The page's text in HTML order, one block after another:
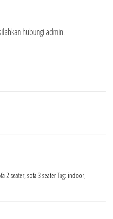
hubungi admin.
2 seater, sofa 3 seaterTag: indoor,